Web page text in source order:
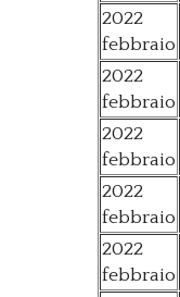
2022
febbraio
2022
febbraio
2022
febbraio
2022
febbraio
2022
febbraio